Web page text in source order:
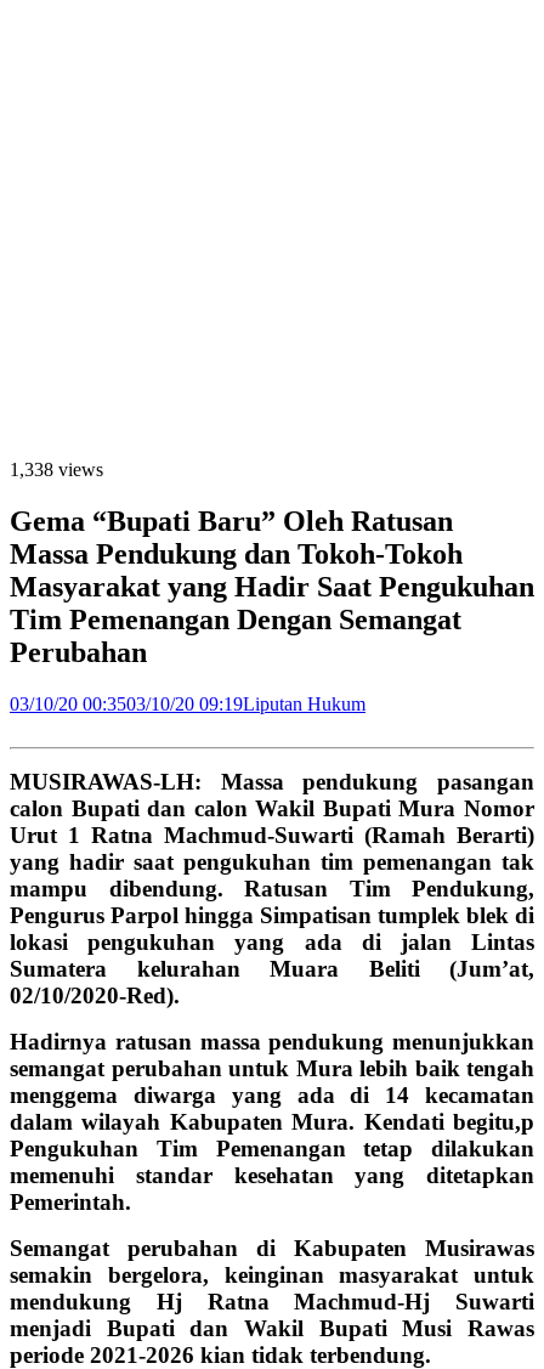
1,338 views
Gema “Bupati Baru” Oleh Ratusan
Massa Pendukung dan Tokoh-Tokoh
Masyarakat yang Hadir Saat Pengukuhan
Tim Pemenangan Dengan Semangat
Perubahan
03/10/20 00:3503/10/20 09:19Liputan Hukum
MUSIRAWAS-LH: Massa pendukung pasangan
calon Bupati dan calon Wakil Bupati Mura Nomor
Urut 1 Ratna Machmud-Suwarti (Ramah Berarti)
yang hadir saat pengukuhan tim pemenangan tak
mampu dibendung. Ratusan Tim Pendukung,
Pengurus Parpol hingga Simpatisan tumplek blek di
lokasi pengukuhan yang ada di jalan Lintas
Sumatera kelurahan Muara Beliti (Jum’at,
02/10/2020-Red).
Hadirnya ratusan massa pendukung menunjukkan
semangat perubahan untuk Mura lebih baik tengah
menggema diwarga yang ada di 14 kecamatan
dalam wilayah Kabupaten Mura. Kendati begitu,p
Pengukuhan Tim Pemenangan tetap dilakukan
memenuhi standar kesehatan yang ditetapkan
Pemerintah.
Semangat perubahan di Kabupaten Musirawas
semakin bergelora, keinginan masyarakat untuk
mendukung Hj Ratna Machmud-Hj Suwarti
menjadi Bupati dan Wakil Bupati Musi Rawas
periode 2021-2026 kian tidak terbendung.